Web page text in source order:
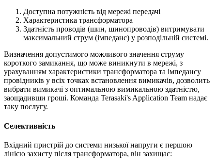
Доступна потужність від мережі передачі
Характеристика трансформатора
Здатність проводів (шин, шинопроводів) витримувати
максимальний струм (імпеданс) у розподільній системі.
Визначення допустимого можливого значення струму
короткого замикання, що може виникнути в мережі, з
урахуванням характеристики трансформатора та імпедансу
провідників у всіх точках встановлення вимикачів, дозволить
вибрати вимикачі з оптимальною вимикальною здатністю,
заощадивши гроші. Команда Terasaki's Application Team надає
таку послугу.
Селективність
Вхідний пристрій до системи низької напруги є першою
лінією захисту після трансформатора, він захищає: